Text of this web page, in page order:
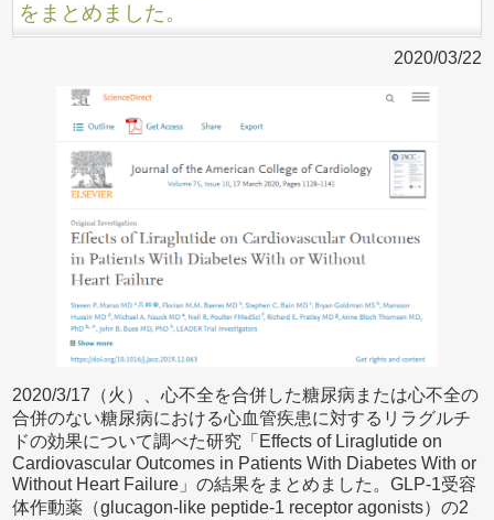
をまとめました。
2020/03/22
2020/3/17（火）、心不全を合併した糖尿病または心不全の
合併のない糖尿病における心血管疾患に対するリラグルチ
ドの効果について調べた研究「Effects of Liraglutide on
Cardiovascular Outcomes in Patients With Diabetes With or
Without Heart Failure」の結果をまとめました。GLP-1受容
体作動薬（glucagon-like peptide-1 receptor agonists）の2